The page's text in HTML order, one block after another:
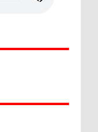
Centre di